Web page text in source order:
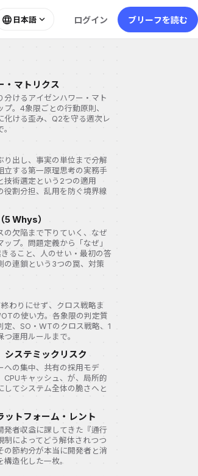
language 日本語 expand_more ログイン ブリーフを読む
・マトリクス
分けるアイゼンハワー・マト
プ。4象限ごとの行動原則、
化ける歪み、Q2を守る週次レ
り出し、事実の単位まで分解
立する第一原理思考の実務手
技術選定という2つの適用
役割分担、乱用を防ぐ境界線
5 Whys）
の欠陥まで下りていく、なぜ
ップ。問題定義から「なぜ」
ること、人のせい・最初の答
の連鎖という3つの罠、対策
わりにせず、クロス戦略ま
の使い方。各象限の判定質
定、SO・WTのクロス戦略、1
運用ルールまで。
システミックリスク
への集中、共有の採用モデ
CPUキャッシュ、が、局所的
してシステム全体の脆さへと
ットフォーム・レント
発者収益に課してきた『通行
制によってどう解体されつつ
の節約分が本当に開発者と消
造化した一枚。